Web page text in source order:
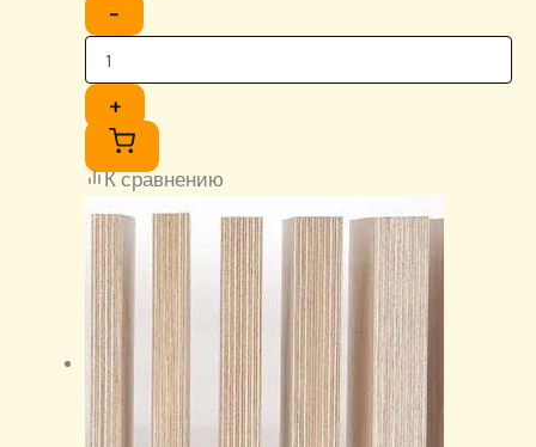
2
750.00 ₽.
−
+
К сравнению